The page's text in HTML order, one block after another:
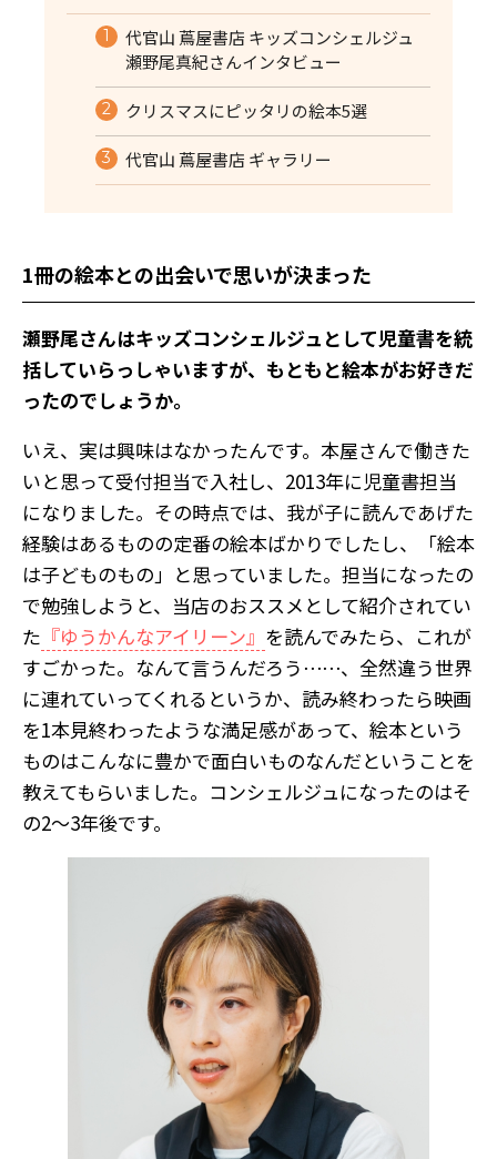
代官山 蔦屋書店 キッズコンシェルジュ
瀬野尾真紀さんインタビュー
クリスマスにピッタリの絵本5選
代官山 蔦屋書店 ギャラリー
1冊の絵本との出会いで思いが決まった
――瀬野尾さんはキッズコンシェルジュとして児童書を統
括していらっしゃいますが、もともと絵本がお好きだ
ったのでしょうか。
いえ、実は興味はなかったんです。本屋さんで働きた
いと思って受付担当で入社し、2013年に児童書担当
になりました。その時点では、我が子に読んであげた
経験はあるものの定番の絵本ばかりでしたし、「絵本
は子どものもの」と思っていました。担当になったの
で勉強しようと、当店のおススメとして紹介されてい
た 『ゆうかんなアイリーン』 を読んでみたら、これが
すごかった。なんて言うんだろう⋯⋯、全然違う世界
に連れていってくれるというか、読み終わったら映画
を1本見終わったような満足感があって、絵本という
ものはこんなに豊かで面白いものなんだということを
教えてもらいました。コンシェルジュになったのはそ
の2〜3年後です。